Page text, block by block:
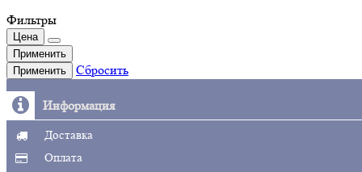
Фильтры
Цена
Применить
Применить
Сбросить
Информация
Доставка
Оплата